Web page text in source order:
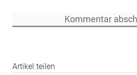
Artikel teilen